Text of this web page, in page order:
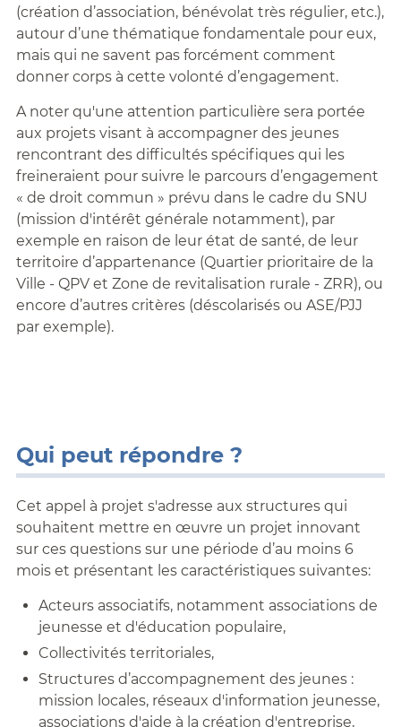
(création d’association, bénévolat très régulier, etc.),
autour d’une thématique fondamentale pour eux,
mais qui ne savent pas forcément comment
donner corps à cette volonté d’engagement.
A noter qu'une attention particulière sera portée
aux projets visant à accompagner des jeunes
rencontrant des difficultés spécifiques qui les
freineraient pour suivre le parcours d’engagement
« de droit commun » prévu dans le cadre du SNU
(mission d'intérêt générale notamment), par
exemple en raison de leur état de santé, de leur
territoire d’appartenance (Quartier prioritaire de la
Ville - QPV et Zone de revitalisation rurale - ZRR), ou
encore d’autres critères (déscolarisés ou ASE/PJJ
par exemple).
Qui peut répondre ?
Cet appel à projet s'adresse aux structures qui
souhaitent mettre en œuvre un projet innovant
sur ces questions sur une période d’au moins 6
mois et présentant les caractéristiques suivantes:
Acteurs associatifs, notamment associations de
jeunesse et d'éducation populaire,
Collectivités territoriales,
Structures d’accompagnement des jeunes :
mission locales, réseaux d'information jeunesse,
associations d'aide à la création d'entreprise,